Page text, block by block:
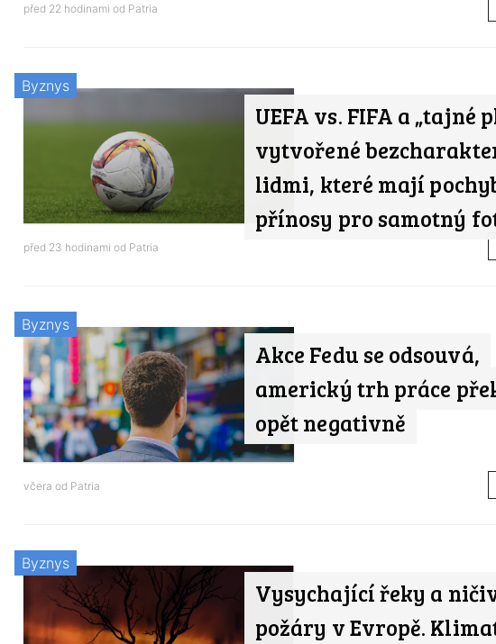
před 22 hodinami od Patria
UEFA vs. FIFA a „tajné
vytvořené
lidmi, které mají
přínosy pro samotný
Byznys
před 23 hodinami od Patria
Akce Fedu se odsouvá,
americký trh práce
opět negativně
Byznys
včera od Patria
Vysychající řeky a
požáry v Evropě.
Byznys